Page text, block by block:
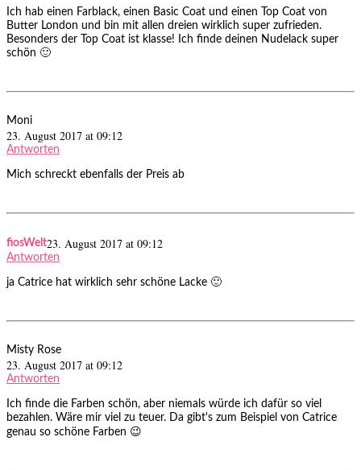
Ich hab einen Farblack, einen Basic Coat und einen Top Coat von
Butter London und bin mit allen dreien wirklich super zufrieden.
Besonders der Top Coat ist klasse! Ich finde deinen Nudelack super
schön 🙂
Moni
23. August 2017 at 09:12
Antworten
Mich schreckt ebenfalls der Preis ab
fiosWelt23. August 2017 at 09:12
Antworten
ja Catrice hat wirklich sehr schöne Lacke 🙂
Misty Rose
23. August 2017 at 09:12
Antworten
Ich finde die Farben schön, aber niemals würde ich dafür so viel
bezahlen. Wäre mir viel zu teuer. Da gibt's zum Beispiel von Catrice
genau so schöne Farben 😉